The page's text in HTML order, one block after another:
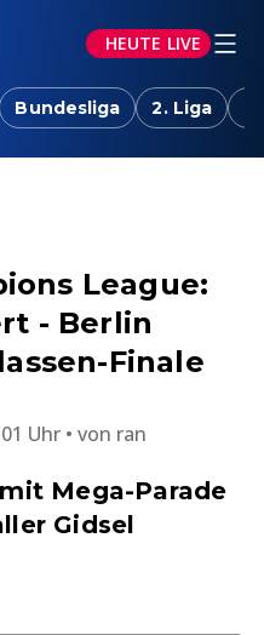
HEUTE LIVE
Bundesliga 2. Liga
League:
- Berlin
Finale
Uhr von ran
Mega-Parade
Gidsel